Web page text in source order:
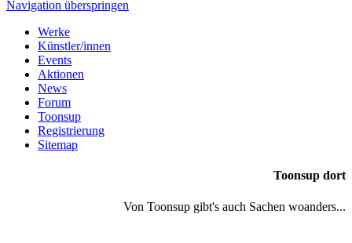
Navigation überspringen
Werke
Künstler/innen
Events
Aktionen
News
Forum
Toonsup
Registrierung
Sitemap
Toonsup dort
Von Toonsup gibt's auch Sachen woanders...